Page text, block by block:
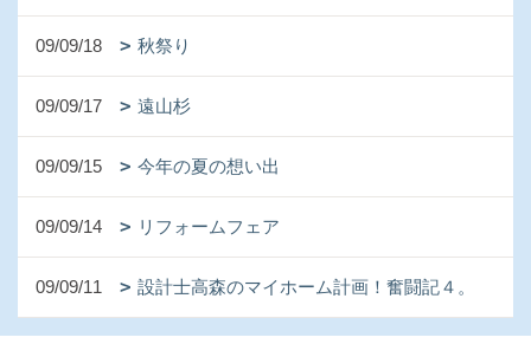
09/09/18 秋祭り
09/09/17 遠山杉
09/09/15 今年の夏の想い出
09/09/14 リフォームフェア
09/09/11 設計士高森のマイホーム計画！奮闘記４。